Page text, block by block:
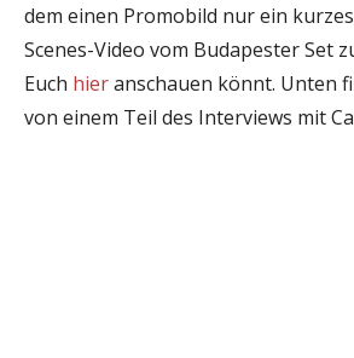
dem einen Promobild nur ein
Scenes-Video vom Budapester Set
Euch hieranschauen könnt. Unten
von einem Teil des Interviews mit